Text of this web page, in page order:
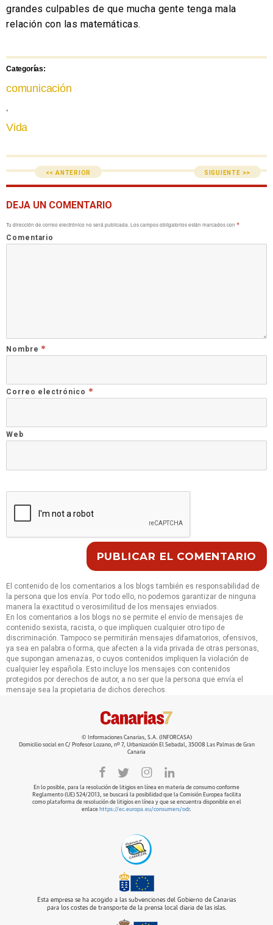
grandes culpables de que mucha gente tenga mala
relación con las matemáticas.
Categorías:
comunicación
Vida
<< ANTERIOR SIGUIENTE >>
DEJA UN COMENTARIO
Tu dirección de correo electrónico no será publicada.Los campos obligatorios están marcados con *
Comentario
Nombre *
Correo electrónico *
Web
El contenido de los comentarios a los blogs también es responsabilidad de
la persona que los envía. Por todo ello, no podemos garantizar de ninguna
manera la exactitud o verosimilitud de los mensajes enviados.
En los comentarios a los blogs no se permite el envío de mensajes de
contenido sexista, racista, o que impliquen cualquier otro tipo de
discriminación. Tampoco se permitirán mensajes difamatorios, ofensivos,
ya sea en palabra o forma, que afecten a la vida privada de otras personas,
que supongan amenazas, o cuyos contenidos impliquen la violación de
cualquier ley española. Esto incluye los mensajes con contenidos
protegidos por derechos de autor, a no ser que la persona que envía el
mensaje sea la propietaria de dichos derechos.
© Informaciones Canarias, S.A. (INFORCASA)
Domicilio social en C/ Profesor Lozano, nº 7, Urbanización El Sebadal, 35008 Las Palmas de Gran
Canaria
En lo posible, para la resolución de litigios en línea en materia de consumo conforme
Reglamento (UE) 524/2013, se buscará la posibilidad que la Comisión Europea facilita
como plataforma de resolución de litigios en línea y que se encuentra disponible en el
enlace https://ec.europa.eu/consumers/odr.
Esta empresa se ha acogido a las subvenciones del Gobierno de Canarias
para los costes de transporte de la prensa local diaria de las islas.